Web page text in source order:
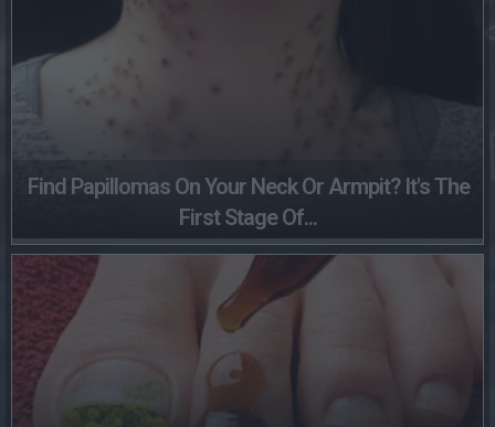
Find Papillomas On Your Neck Or Armpit? It's The
First Stage Of...